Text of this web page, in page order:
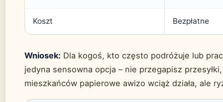
Koszt Bezpłatne
Wniosek: Dla kogoś, kto często podróżuje lub
jedyna sensowna opcja – nie przegapisz
mieszkańców papierowe awizo wciąż działa, ale